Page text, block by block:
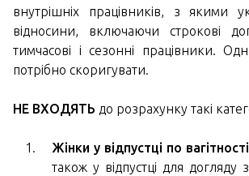
внутрішніх працівників, з якими
відносини, включаючи строкові
тимчасові і сезонні працівники.
потрібно скоригувати.
НЕ ВХОДЯТЬ до розрахунку такі
Жінки у відпустці по
також у відпустці для